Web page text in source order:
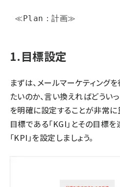
≪Plan：計画≫
1.目標設定
まずは、メールマーケティング
たいのか、言い換えればどうい
を明確に設定することが非常
目標である「KGI」とその目標
「KPI」を設定しましょう。